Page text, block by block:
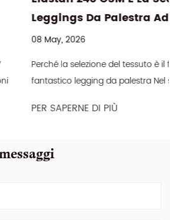
Ad Alte Prestazioni?
tessuto è il fondamento di ogni